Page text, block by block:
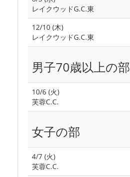
レイクウッドG.C.東
12/10 (木)
レイクウッドG.C.東
男子70歳以上の部
10/6 (火)
芙蓉C.C.
女子の部
4/7 (火)
芙蓉C.C.